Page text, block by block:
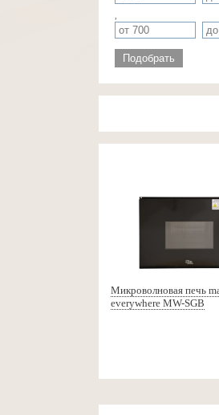
Подобрать
Микроволновая печь
everywhere MW-SGB